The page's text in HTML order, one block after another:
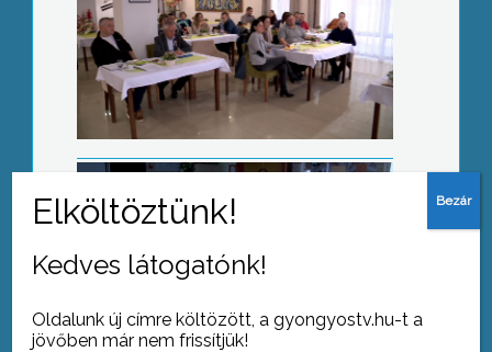
Szavalóverseny
Közelebb istenhez és emberhez
Kedves látogatónk!
Oldalunk új címre költözött, a gyongyostv.hu-t a
jövőben már nem frissítjük!